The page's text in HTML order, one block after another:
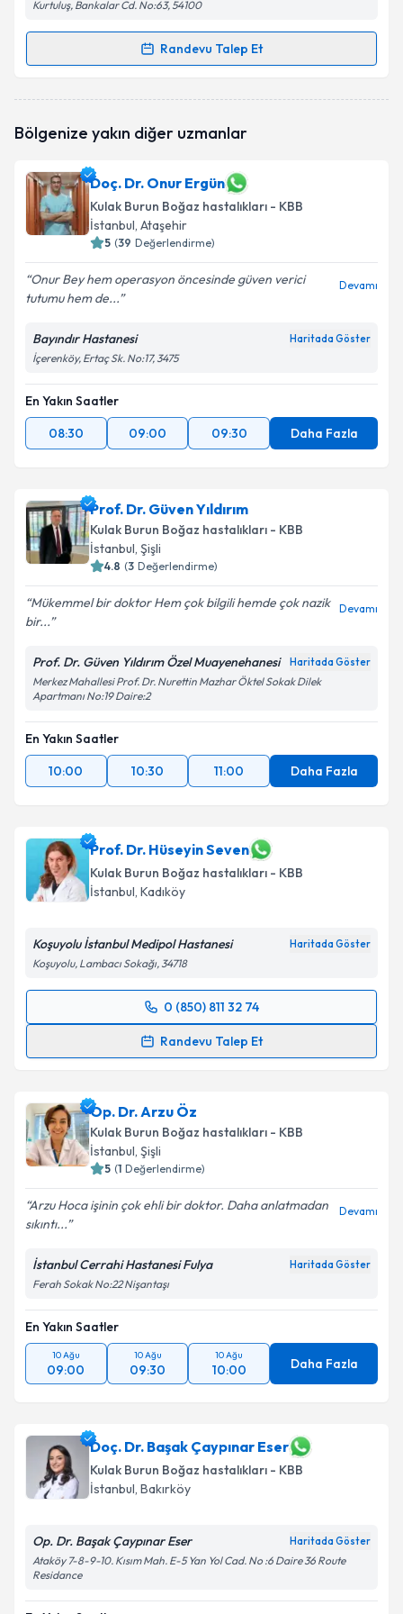
Kurtuluş, Bankalar Cd. No:63, 54100
Randevu Talep Et
Randevu Takvimi Talebi
oluşturun. Size bu uzmandan randevu almanız için bir
E-posta Adresiniz
Kişisel verilerimin işlenmesine ilişkinAydınlatma
Metni
'ni okudum ve kişisel verilerimin belirtilen
Bölgenize yakın diğer uzmanlar
Doç. Dr. Onur Ergün
Kulak Burun Boğaz hastalıkları - KBB
İstanbul, Ataşehir
5 (39 Değerlendirme)
Onur Bey hem operasyon öncesinde güven verici
tutumu hem de...
Devamı
Bayındır Hastanesi Haritada Göster
İçerenköy, Ertaç Sk. No:17, 3475
En Yakın Saatler
08:30
09:00 09:30 Daha Fazla
Prof. Dr. Güven Yıldırım
Kulak Burun Boğaz hastalıkları - KBB
İstanbul, Şişli
4.8 (3 Değerlendirme)
Mükemmel bir doktor Hem çok bilgili hemde çok nazik
bir...
Devamı
Prof. Dr. Güven Yıldırım Özel Muayenehanesi Haritada Göster
Merkez Mahallesi Prof. Dr. Nurettin Mazhar Öktel Sokak Dilek
Apartmanı No:19 Daire:2
En Yakın Saatler
10:00
10:30 11:00 Daha Fazla
Prof. Dr. Hüseyin Seven
Kulak Burun Boğaz hastalıkları - KBB
İstanbul, Kadıköy
Koşuyolu İstanbul Medipol Hastanesi Haritada Göster
Koşuyolu, Lambacı Sokağı, 34718
0 (850) 811 32 74
Randevu Talep Et
Randevu Takvimi Talebi
takvim hazırlandığında e-posta ile bilgilendireceğiz.
E-posta Adresiniz
kapsamda işlenmesini kabul ediyorum.
Op. Dr. Arzu Öz
Kulak Burun Boğaz hastalıkları - KBB
İstanbul, Şişli
5 (1 Değerlendirme)
Arzu Hoca işinin çok ehli bir doktor. Daha anlatmadan
sıkıntı...
Devamı
İstanbul Cerrahi Hastanesi Fulya Haritada Göster
Ferah Sokak No:22 Nişantaşı
En Yakın Saatler
10 Ağu
09:00
10 Ağu
09:30
10 Ağu
10:00 Daha Fazla
Doç. Dr. Başak Çaypınar Eser
Kulak Burun Boğaz hastalıkları - KBB
İstanbul, Bakırköy
Op. Dr. Başak Çaypınar Eser Haritada Göster
Ataköy 7-8-9-10. Kısım Mah. E-5 Yan Yol Cad. No :6 Daire 36 Route
Residance